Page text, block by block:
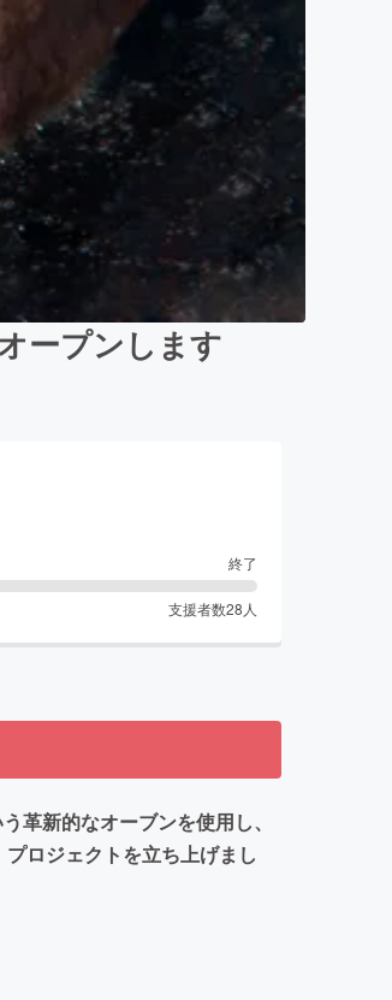
ープンします
終了
支援者数28 人
革新的なオーブンを使用し、
ロジェクトを立ち上げまし